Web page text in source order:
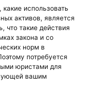
использовать
активов, является
что такие действия
закона и со
норм в
потребуется
юристами для
вашим